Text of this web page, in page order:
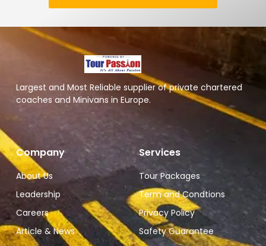
Largest and Most Reliable supplier of private chartered
coaches and Minivans in Europe.
Company
About Us
Leadership
Careers
Article & News
Services
Tour Packages
Term and Condtions
Privacy Policy
Safety Guarantee